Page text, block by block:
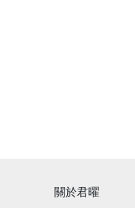
關於君曜